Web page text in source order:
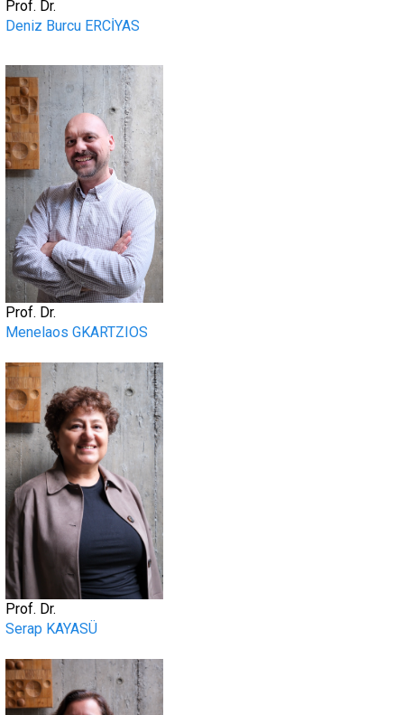
Prof. Dr.
Deniz Burcu ERCİYAS
Prof. Dr.
Menelaos GKARTZIOS
Prof. Dr.
Serap KAYASÜ